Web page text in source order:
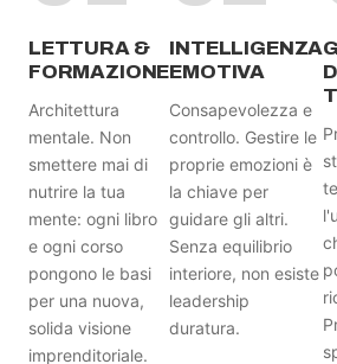
LETTURA &
FORMAZIONE
Architettura
mentale. Non
smettere mai di
nutrire la tua
mente: ogni libro
e ogni corso
pongono le basi
per una nuova,
solida visione
imprenditoriale.
INTELLIGENZA
EMOTIVA
Consapevolezza e
controllo. Gestire le
proprie emozioni è
la chiave per
guidare gli altri.
Senza equilibrio
interiore, non esiste
leadership
duratura.